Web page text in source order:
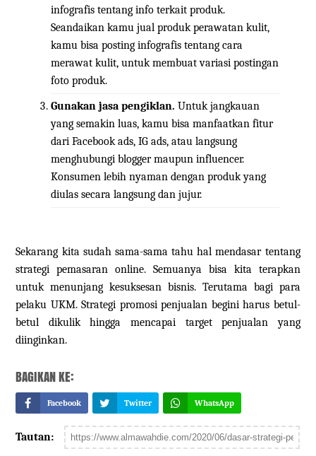
infografis tentang info terkait produk.
Seandaikan kamu jual produk perawatan kulit,
kamu bisa posting infografis tentang cara
merawat kulit, untuk membuat variasi postingan
foto produk.
Gunakan jasa pengiklan. Untuk jangkauan
yang semakin luas, kamu bisa manfaatkan fitur
dari Facebook ads, IG ads, atau langsung
menghubungi blogger maupun influencer.
Konsumen lebih nyaman dengan produk yang
diulas secara langsung dan jujur.
Sekarang kita sudah sama-sama tahu hal mendasar tentang
strategi pemasaran online. Semuanya bisa kita terapkan
untuk menunjang kesuksesan bisnis. Terutama bagi para
pelaku UKM. Strategi promosi penjualan begini harus betul-
betul dikulik hingga mencapai target penjualan yang
diinginkan.
BAGIKAN KE:
Facebook Twitter WhatsApp
Tautan: